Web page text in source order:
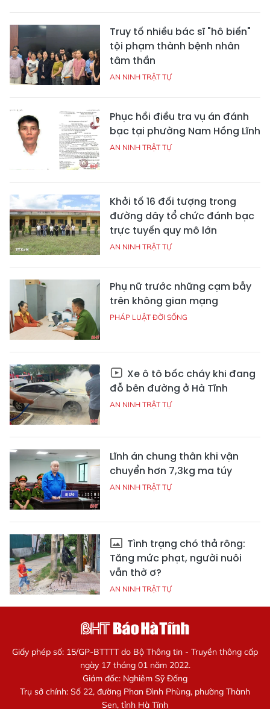
Truy tố nhiều bác sĩ "hô biến"
tội phạm thành bệnh nhân
tâm thần
AN NINH TRẬT TỰ
Phục hồi điều tra vụ án đánh
bạc tại phường Nam Hồng Lĩnh
AN NINH TRẬT TỰ
Khởi tố 16 đối tượng trong
đường dây tổ chức đánh bạc
trực tuyến quy mô lớn
AN NINH TRẬT TỰ
Phụ nữ trước những cạm bẫy
trên không gian mạng
PHÁP LUẬT ĐỜI SỐNG
Xe ô tô bốc cháy khi đang
đỗ bên đường ở Hà Tĩnh
AN NINH TRẬT TỰ
Lĩnh án chung thân khi vận
chuyển hơn 7,3kg ma túy
AN NINH TRẬT TỰ
Tình trạng chó thả rông:
Tăng mức phạt, người nuôi
vẫn thờ ơ?
AN NINH TRẬT TỰ
Giấy phép số: 15/GP-BTTTT do Bộ Thông tin - Truyền thông cấp
ngày 17 tháng 01 năm 2022.
Giám đốc: Nghiêm Sỹ Đống
Trụ sở chính: Số 22, đường Phan Đình Phùng, phường Thành
Sen, tỉnh Hà Tĩnh